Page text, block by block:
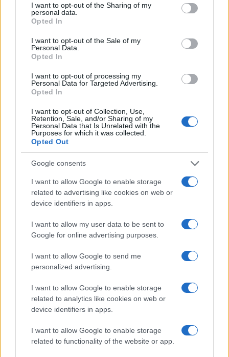
not limited to your visit or usage behaviour. You may click to
grant or deny consent to Google and its third-party tags to
use your data for below specified purposes in below Google
consent section.
I want to opt-out of the Sharing of my
personal data.
Opted In
I want to opt-out of the Sale of my
Personal Data.
Opted In
I want to opt-out of processing my
Personal Data for Targeted Advertising.
Opted In
I want to opt-out of Collection, Use,
Retention, Sale, and/or Sharing of my
Personal Data that Is Unrelated with the
Purposes for which it was collected.
Opted Out
Google consents
I want to allow Google to enable storage
related to advertising like cookies on web or
device identifiers in apps.
I want to allow my user data to be sent to
Google for online advertising purposes.
I want to allow Google to send me
personalized advertising.
I want to allow Google to enable storage
related to analytics like cookies on web or
device identifiers in apps.
I want to allow Google to enable storage
related to functionality of the website or app.
da
Condividi l'articolo
F
a
ce
b
o
o
k
T
w
it
te
r
Pi
te
re
W
h
at
s
p
p
S
a
re
Articolo precedente
Prossimo articolo
NOTIZIE RECENTI
Soccorso tra i mega yacht sulla spiaggia di La
Scontro Misericordia-Comune: Oltre le Bocche
attacca la sindaca
Salvini contestato a L’Agnata, il ministro
interviene: “Amo De Andrè che democrazia è?”
Porto Taverna, strage di pesci nello stagno:
scattano le prime bonifiche